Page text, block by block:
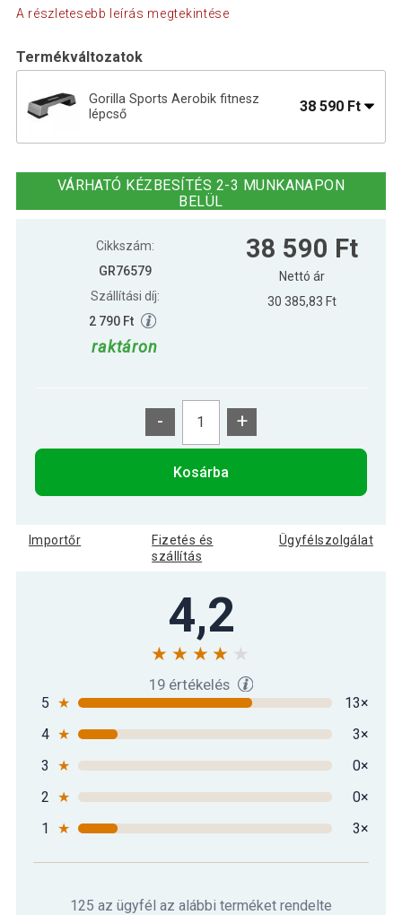
A részletesebb leírás megtekintése
Termékváltozatok
Gorilla Sports Aerobik fitnesz
lépcső
38 590 Ft
kicsi
VÁRHATÓ KÉZBESÍTÉS 2-3 MUNKANAPON
BELÜL
Cikkszám:
GR76579
Szállítási díj:
2 790 Ft
raktáron
38 590 Ft
Nettó ár
30 385,83 Ft
- +
Kosárba
Importőr
Fizetés és
szállítás
Ügyfélszolgálat
4,2
19 értékelés
5 ★
13×
4 ★
3×
3
★
0×
2 ★
0×
1
★ 3×
125 az ügyfél az alábbi terméket rendelte